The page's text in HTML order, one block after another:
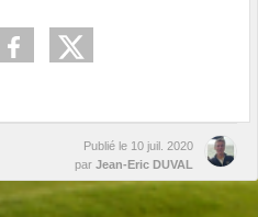
Publié le 10 juil. 2020
par Jean-Eric DUVAL